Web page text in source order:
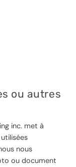
ou autres
inc. met à
nous
ou document